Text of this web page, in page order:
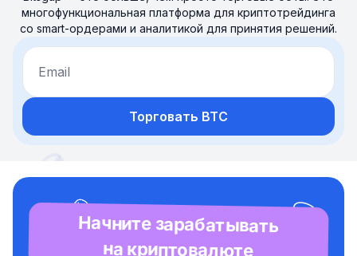
многофункциональная платформа для криптотрейдинга
со smart-ордерами и аналитикой для принятия решений.
Email
Торговать BTC
Начните зарабатывать
на криптовалюте